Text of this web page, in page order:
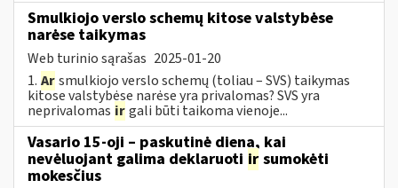
Smulkiojo verslo schemų kitose valstybėse
narėse taikymas
Web turinio sąrašas 2025-01-20
1. Arsmulkiojo verslo schemų (toliau – SVS) taikymas
kitose valstybėse narėse yra privalomas? SVS yra
neprivalomas irgali būti taikoma vienoje...
Vasario 15-oji – paskutinė diena, kai
nevėluojant galima deklaruoti ir sumokėti
mokesčius